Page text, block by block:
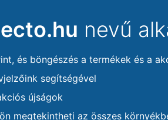
nevű
és böngészés a termékek és a
segítségével
újságok
megtekintheti az összes